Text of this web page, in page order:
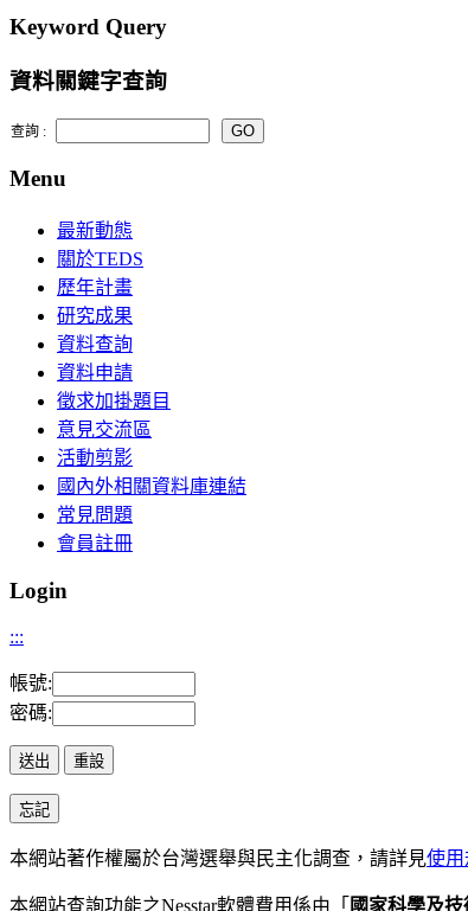
Keyword Query
資料關鍵字查詢
查詢 :
Menu
最新動態
關於TEDS
歷年計畫
研究成果
資料查詢
資料申請
徵求加掛題目
意見交流區
活動剪影
國內外相關資料庫連結
常見問題
會員註冊
Login
:::
帳號:
密碼:
本網站著作權屬於台灣選舉與民主化調查，請詳見使用
本網站查詢功能之Nesstar軟體費用係由「 國家科學及